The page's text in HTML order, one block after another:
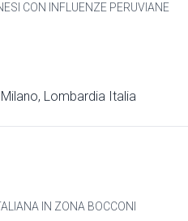
CON INFLUENZE PERUVIANE
Lombardia Italia
IN ZONA BOCCONI